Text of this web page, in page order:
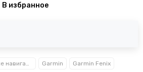
В избранное
Туристические навигаторы Garmin Garmin Fenix